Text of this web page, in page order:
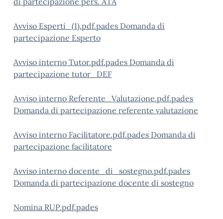
Avviso Esperti_(1).pdf.pades Domanda di
partecipazione Esperto
Avviso interno Tutor.pdf.pades Domanda di
partecipazione tutor_DEF
Avviso interno Referente_Valutazione.pdf.pades
Domanda di partecipazione referente valutazione
Avviso interno Facilitatore.pdf.pades Domanda di
partecipazione facilitatore
Avviso interno docente_di_sostegno.pdf.pades
Domanda di partecipazione docente di sostegno
Nomina RUP.pdf.pades